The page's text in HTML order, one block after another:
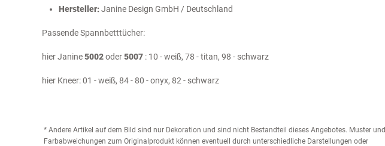
Hersteller:Janine Design GmbH / Deutschland
Passende Spannbetttücher:
hier Janine5002oder5007 : 10 - weiß, 78 - titan, 98 - schwarz
hier Kneer:01 - weiß, 84 - 80 - onyx, 82 - schwarz
* Andere Artikel auf dem Bild sind nur Dekoration und sind nicht Bestandteil dieses Angebotes. Muster und
Farbabweichungen zum Originalprodukt können eventuell durch unterschiedliche Darstellungen oder